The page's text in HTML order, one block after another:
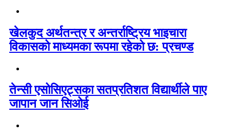
खेलकुद अर्थतन्त्र र अन्तर्राष्ट्रिय भाइचारा
विकासको माध्यमका रूपमा रहेको छ: प्रचण्ड
तेन्सी एसोसिएट्सका सतप्रतिशत विद्यार्थीले पाए
जापान जान सिओई